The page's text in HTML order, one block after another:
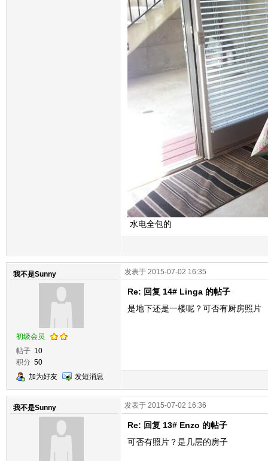
水电全包的
我不是Sunny
初级会员
帖子 10
积分 50
加为好友
发短消息
发表于 2015-07-02 16:35
Re: 回复 14# Linga 的帖子
是地下还是一楼呢？可否有厨房照片
我不是Sunny 发表于 2015-07-02 16:36
Re: 回复 13# Enzo 的帖子
可否有照片？是几层的房子